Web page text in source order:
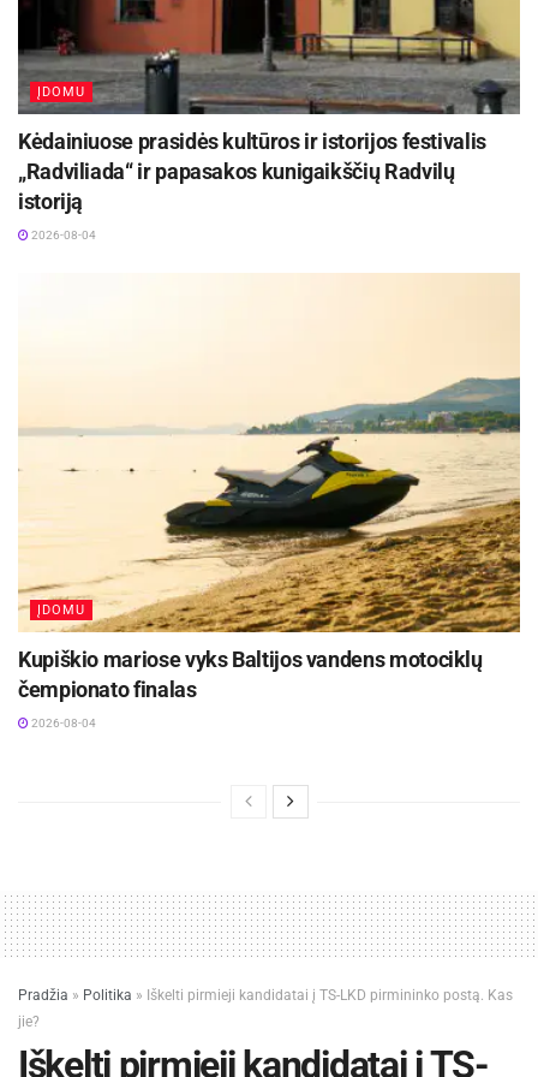
ĮDOMU
Kėdainiuose prasidės kultūros ir istorijos festivalis
„Radviliada“ ir papasakos kunigaikščių Radvilų
istoriją
2026-08-04
ĮDOMU
Kupiškio mariose vyks Baltijos vandens motociklų
čempionato finalas
2026-08-04
Pradžia » Politika » Iškelti pirmieji kandidatai į TS-LKD pirmininko postą. Kas
jie?
Iškelti pirmieji kandidatai į TS-